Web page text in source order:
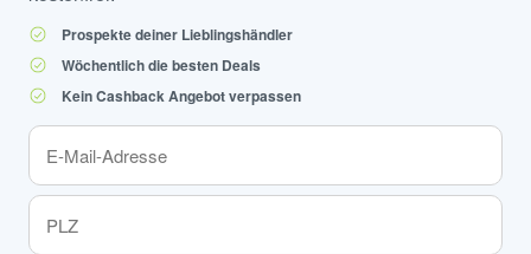
Prospekte deiner Lieblingshändler
Wöchentlich die besten Deals
Kein Cashback Angebot verpassen